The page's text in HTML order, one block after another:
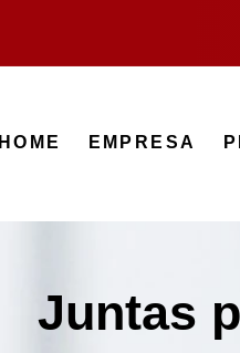
HOME EMPRESA
Juntas